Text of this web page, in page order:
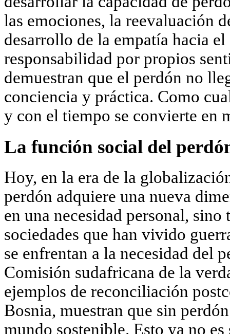
las emociones, la reevaluación
desarrollo de la empatía hacia
responsabilidad por propios
demuestran que el perdón no
conciencia y práctica. Como
y con el tiempo se convierte en
La función social del
Hoy, en la era de la
perdón adquiere una nueva
en una necesidad personal,
sociedades que han vivido
se enfrentan a la necesidad del
Comisión sudafricana de la
ejemplos de reconciliación
Bosnia, muestran que sin
mundo sostenible. Esto ya no